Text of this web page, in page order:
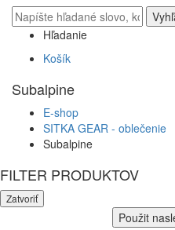
Hľadanie
Košík
Subalpine
E-shop
SITKA GEAR - oblečenie
Subalpine
FILTER PRODUKTOV
Zatvoriť
Použit